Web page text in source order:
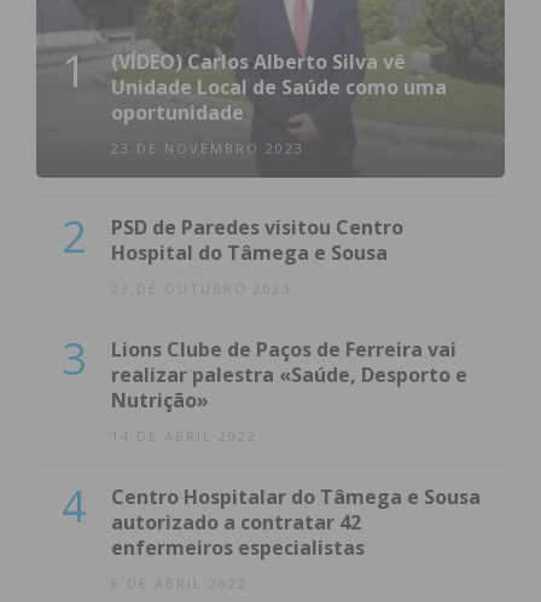
1
(VÍDEO) Carlos Alberto Silva vê
Unidade Local de Saúde como uma
oportunidade
23 DE NOVEMBRO 2023
2
PSD de Paredes visitou Centro
Hospital do Tâmega e Sousa
23 DE OUTUBRO 2023
3
Lions Clube de Paços de Ferreira vai
realizar palestra «Saúde, Desporto e
Nutrição»
14 DE ABRIL 2022
4
Centro Hospitalar do Tâmega e Sousa
autorizado a contratar 42
enfermeiros especialistas
8 DE ABRIL 2022